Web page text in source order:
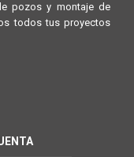
pozos y montaje de
todos tus proyectos